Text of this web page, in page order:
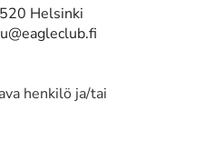
Helsinki
henkilö ja/tai